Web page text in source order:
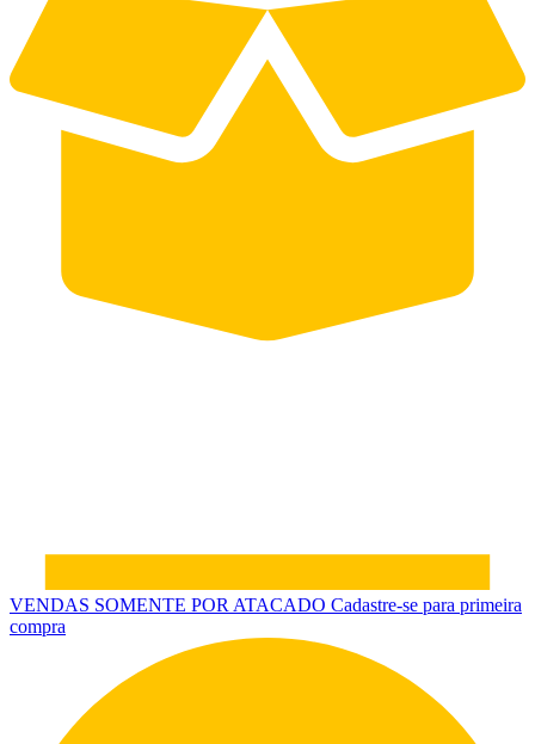
VENDAS SOMENTE POR ATACADO Cadastre-se para primeira
compra